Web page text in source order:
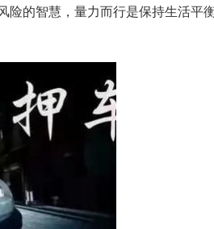
险的智慧，量力而行是保持生活